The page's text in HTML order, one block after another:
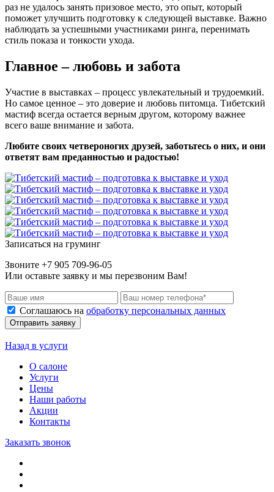
раз не удалось занять призовое место, это опыт, который
поможет улучшить подготовку к следующей выставке. Важно
наблюдать за успешными участниками ринга, перенимать
стиль показа и тонкости ухода.
Главное – любовь и забота
Участие в выставках – процесс увлекательный и трудоемкий.
Но самое ценное – это доверие и любовь питомца. Тибетский
мастиф всегда остается верным другом, которому важнее
всего ваше внимание и забота.
Любите своих четвероногих друзей, заботьтесь о них, и они
ответят вам преданностью и радостью!
Записаться на груминг
Звоните +7 905 709-96-05
Или оставьте заявку и мы перезвоним Вам!
Соглашаюсь на обработку персональных данных
Отправить заявку
Назад в услуги
О салоне
Услуги
Цены
Наши работы
Акции
Контакты
Заказать звонок